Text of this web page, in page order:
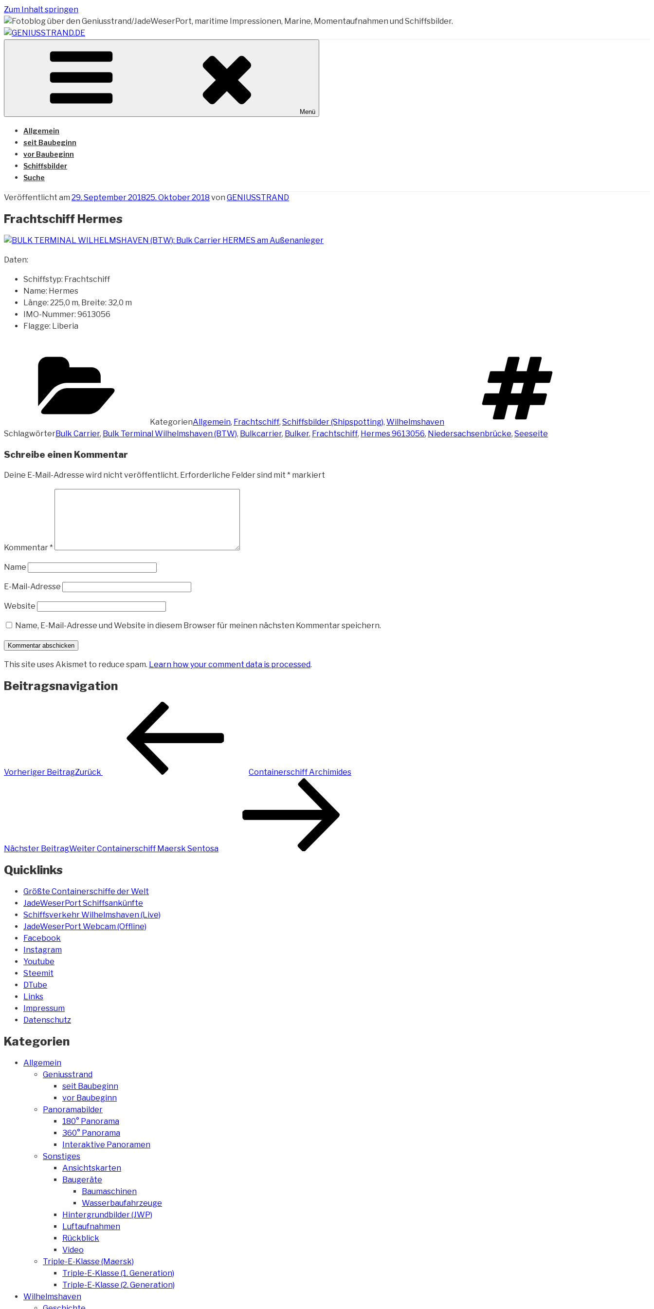
Zum Inhalt springen
GENIUSSTRAND.DE
Vom Geniusstrand zum JadeWeserPort/Container Terminal Wilhelmshaven
Menü
Allgemein
seit Baubeginn
vor Baubeginn
Schiffsbilder
Suche
Veröffentlicht am 29. September 201825. Oktober 2018 von GENIUSSTRAND
Frachtschiff Hermes
Daten:
Schiffstyp: Frachtschiff
Name: Hermes
Länge: 225,0 m, Breite: 32,0 m
IMO-Nummer: 9613056
Flagge: Liberia
KategorienAllgemein, Frachtschiff, Schiffsbilder (Shipspotting), Wilhelmshaven
SchlagwörterBulk Carrier, Bulk Terminal Wilhelmshaven (BTW), Bulkcarrier, Bulker, Frachtschiff, Hermes 9613056, Niedersachsenbrücke, Seeseite
Schreibe einen Kommentar
Deine E-Mail-Adresse wird nicht veröffentlicht. Erforderliche Felder sind mit * markiert
Kommentar*
Name
E-Mail-Adresse
Website
Name, E-Mail-Adresse und Website in diesem Browser für meinen nächsten Kommentar speichern.
This site uses Akismet to reduce spam. Learn how your comment data is processed.
Beitragsnavigation
Vorheriger BeitragZurück Containerschiff Archimides
Nächster BeitragWeiterContainerschiff Maersk Sentosa
Quicklinks
Größte Containerschiffe der Welt
JadeWeserPort Schiffsankünfte
Schiffsverkehr Wilhelmshaven (Live)
JadeWeserPort Webcam (Offline)
Facebook
Instagram
Youtube
Steemit
DTube
Links
Impressum
Datenschutz
Kategorien
Allgemein
Geniusstrand
seit Baubeginn
vor Baubeginn
Panoramabilder
180° Panorama
360° Panorama
Interaktive Panoramen
Sonstiges
Ansichtskarten
Baugeräte
Baumaschinen
Wasserbaufahrzeuge
Hintergrundbilder (JWP)
Luftaufnahmen
Rückblick
Video
Triple-E-Klasse (Maersk)
Triple-E-Klasse (1. Generation)
Triple-E-Klasse (2. Generation)
Wilhelmshaven